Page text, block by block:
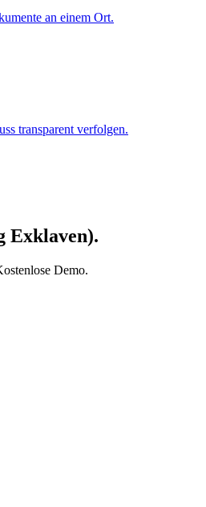
an einem Ort.
transparent verfolgen.
Exklaven).
Demo.